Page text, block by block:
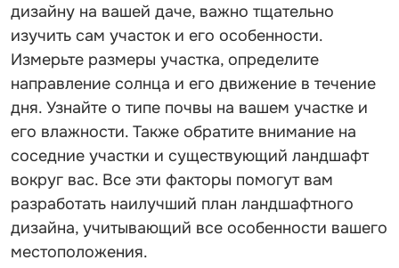
дизайну на вашей даче, важно тщательно
изучить сам участок и его особенности.
Измерьте размеры участка, определите
направление солнца и его движение в течение
дня. Узнайте о типе почвы на вашем участке и
его влажности. Также обратите внимание на
соседние участки и существующий ландшафт
вокруг вас. Все эти факторы помогут вам
разработать наилучший план ландшафтного
дизайна, учитывающий все особенности вашего
местоположения.